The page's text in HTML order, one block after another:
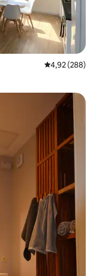
Середня
4,92 (288)